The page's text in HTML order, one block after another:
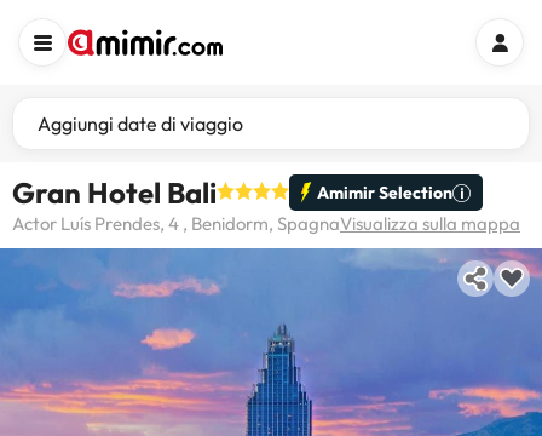
Aggiungi date di viaggio
Gran Hotel Bali Amimir Selection
Actor Luís Prendes, 4 , Benidorm, SpagnaVisualizza sulla mappa